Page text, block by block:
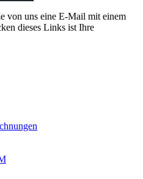
von uns eine E-Mail mit einem
dieses Links ist Ihre